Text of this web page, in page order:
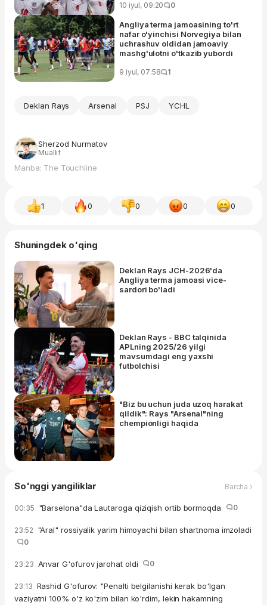
harakat qilishmoqda
10 iyul, 09:20 0
Angliya terma jamoasining to'rt
nafar o'yinchisi Norvegiya bilan
uchrashuv oldidan jamoaviy
mashg'ulotni o'tkazib yubordi
9 iyul, 07:58 1
Deklan Rays Arsenal PSJ YCHL
Sherzod Nurmatov
Muallif
Manba: The Touchline
1 0 0 0 0
Shuningdek o'qing
Deklan Rays JCH-2026'da
Angliya terma jamoasi vice-
sardori bo'ladi
Deklan Rays - BBC talqinida
APLning 2025/26 yilgi
mavsumdagi eng yaxshi
futbolchisi
"Biz bu uchun juda uzoq harakat
qildik": Rays "Arsenal"ning
chempionligi haqida
So'nggi yangiliklar Barcha ›
00:35 "Barselona"da Lautaroga qiziqish ortib bormoqda 0
23:52 "Aral" rossiyalik yarim himoyachi bilan shartnoma imzoladi
0
23:23 Anvar G'ofurov jarohat oldi 0
23:13 Rashid G'ofurov: "Penalti belgilanishi kerak bo'lgan
vaziyatni 100% o'z ko'zim bilan ko'rdim, lekin hakamning